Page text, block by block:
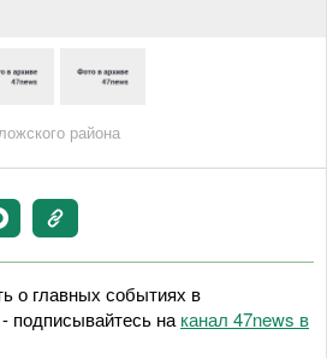
района
о главных событиях в
подписывайтесь на канал 47news в